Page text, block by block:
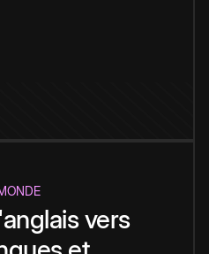
vers